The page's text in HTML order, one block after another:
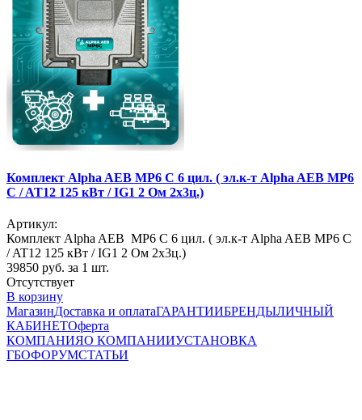
Комплект Alpha AEB MP6 C 6 цил. ( эл.к-т Alpha AEB MP6
C / AT12 125 кВт / IG1 2 Ом 2х3ц.)
Артикул:
Комплект Alpha AEB MP6 C 6 цил. ( эл.к-т Alpha AEB MP6 C
/ AT12 125 кВт / IG1 2 Ом 2х3ц.)
39850 руб. за 1 шт.
Отсутствует
В корзину
МагазинДоставка и оплатаГАРАНТИИБРЕНДЫЛИЧНЫЙ
КАБИНЕТОферта
КОМПАНИЯО КОМПАНИИУСТАНОВКА
ГБОФОРУМСТАТЬИ